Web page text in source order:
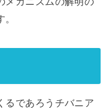
るであろうチバニア